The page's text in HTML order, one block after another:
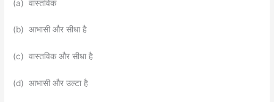
(a) वास्तविक
(b) आभासी और सीधा है
(c) वास्तविक और सीधा है
(d) आभासी और उल्टा है